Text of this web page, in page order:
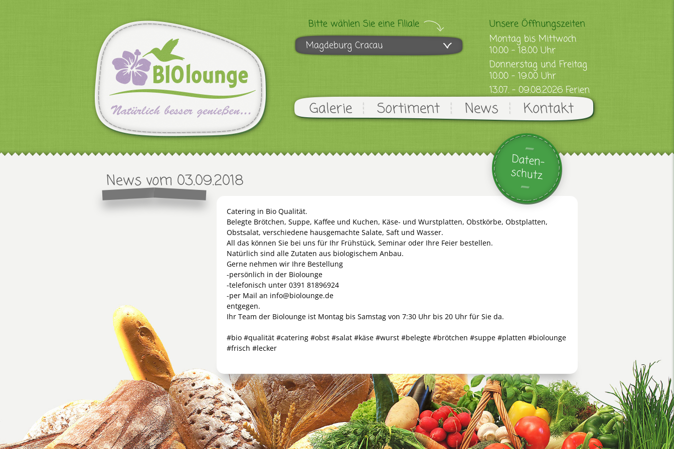
Bitte wählen Sie eine Filiale
Magdeburg Cracau
Galerie Sortiment News Kontakt
Unsere Öffnungszeiten
Montag bis Mittwoch
10.00 - 18.00 Uhr
Donnerstag und Freitag
10.00 - 19.00 Uhr
13.07. - 09.08.2026 Ferien
Daten-
schutz
News vom 03.09.2018
Catering in Bio Qualität.
Belegte Brötchen, Suppe, Kaffee und Kuchen, Käse- und Wurstplatten, Obstkörbe, Obstplatten,
Obstsalat, verschiedene hausgemachte Salate, Saft und Wasser.
All das können Sie bei uns für Ihr Frühstück, Seminar oder Ihre Feier bestellen.
Natürlich sind alle Zutaten aus biologischem Anbau.
Gerne nehmen wir Ihre Bestellung
-persönlich in der Biolounge
-telefonisch unter ‭0391 81896924‬
-per Mail an info@biolounge.de
entgegen.
Ihr Team der Biolounge ist Montag bis Samstag von 7:30 Uhr bis 20 Uhr für Sie da.
#bio #qualität #catering #obst #salat #käse #wurst #belegte #brötchen #suppe #platten #biolounge
#frisch #lecker